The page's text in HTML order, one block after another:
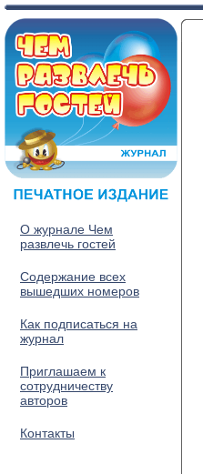
О журнале Чем
развлечь гостей
Содержание всех
вышедших номеров
Как подписаться на
журнал
Приглашаем к
сотрудничеству
авторов
Контакты